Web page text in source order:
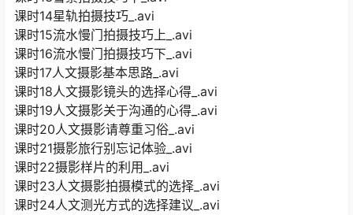
课时14星轨拍摄技巧_.avi
课时15流水慢门拍摄技巧上_.avi
课时16流水慢门拍摄技巧下_.avi
课时17人文摄影基本思路_.avi
课时18人文摄影镜头的选择心得_.avi
课时19人文摄影关于沟通的心得_.avi
课时20人文摄影请尊重习俗_.avi
课时21摄影旅行别忘记体验_.avi
课时22摄影样片的利用_.avi
课时23人文摄影拍摄模式的选择_.avi
课时24人文测光方式的选择建议_.avi